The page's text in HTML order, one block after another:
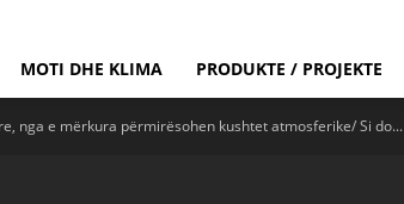
MOTI DHE KLIMA PRODUKTE / PROJEKTE
nga e mërkura përmirësohen kushtet atmosferike/ Si do...